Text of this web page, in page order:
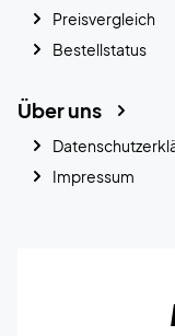
Preisvergleich
Bestellstatus
Über uns
Impressum